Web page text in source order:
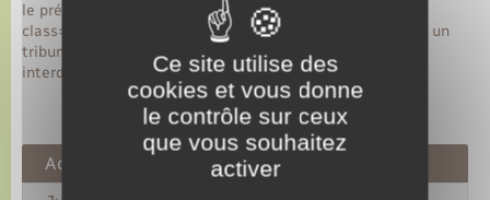
le préfet. Elle est dite <span
class="expression">judiciaire</span> si elle est prise par un
tribunal. Vous ne pouvez pas subir en même temps une
interdiction administrative et une interdiction judiciaire.
Administrative
Ce site utilise des
cookies et vous donne
le contrôle sur ceux
que vous souhaitez
activer